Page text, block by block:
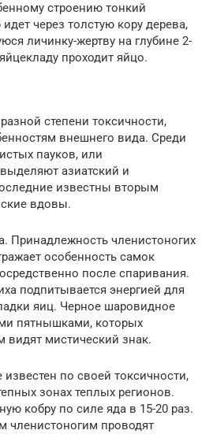
строению тонкий
через толстую кору дерева,
личинку-жертву на глубине 2-
проходит яйцо.
степени токсичности,
внешнего вида. Среди
пауков, или
азиатский и
известны вторым
вдовы.
Принадлежность членистоногих
особенность самок
после спаривания.
подпитывается энергией для
яиц. Черное шаровидное
пятнышками, которых
видят мистический знак.
по своей токсичности,
зонах теплых регионов.
кобру по силе яда в 15-20 раз.
членистоногим проводят